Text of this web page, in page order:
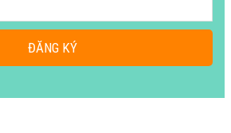
ĐĂNG KÝ